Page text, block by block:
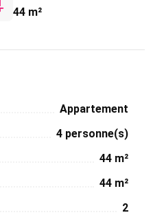
44 m²
Appartement
4 personne(s)
44 m²
44 m²
2